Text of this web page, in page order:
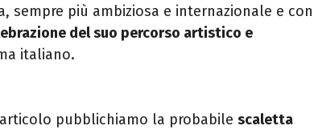
sempre più ambiziosa e internazionale e con
del suo percorso artistico e
italiano.
pubblichiamo la probabile scaletta